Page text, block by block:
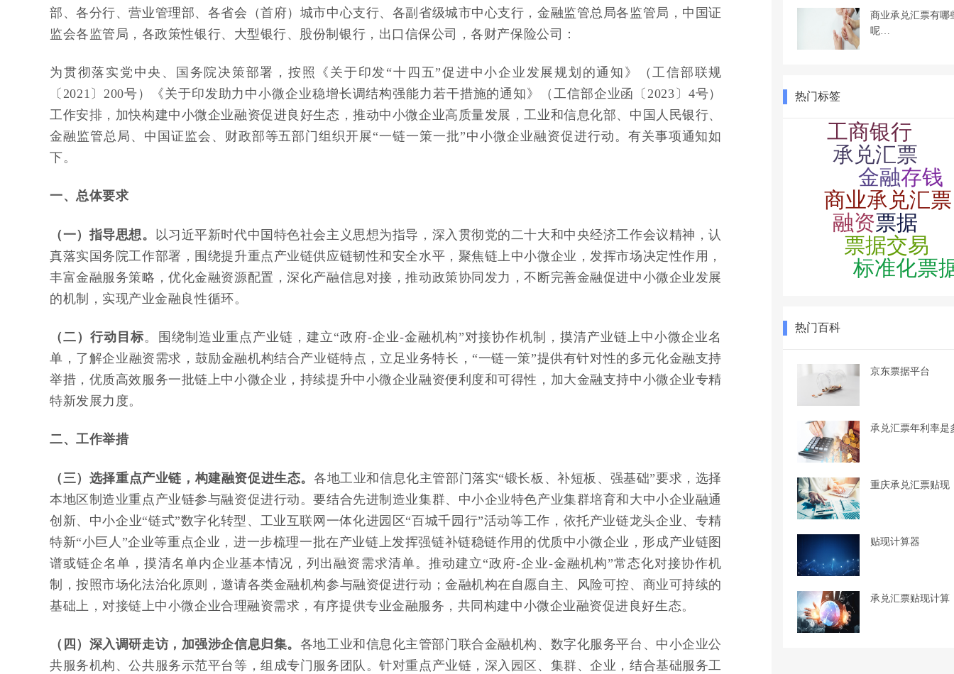
部、各分行、营业管理部、各省会（首府）城市中心支行、各副省级城市中心支行，金融监管总局各监管局，中国证
监会各监管局，各政策性银行、大型银行、股份制银行，出口信保公司，各财产保险公司：
为贯彻落实党中央、国务院决策部署，按照《关于印发“十四五”促进中小企业发展规划的通知》（工信部联规
〔2021〕200号）《关于印发助力中小微企业稳增长调结构强能力若干措施的通知》（工信部企业函〔2023〕4号）
工作安排，加快构建中小微企业融资促进良好生态，推动中小微企业高质量发展，工业和信息化部、中国人民银行、
金融监管总局、中国证监会、财政部等五部门组织开展“一链一策一批”中小微企业融资促进行动。有关事项通知如
下。
一、总体要求
（一）指导思想。
以习近平新时代中国特色社会主义思想为指导，深入贯彻党的二十大和中央经济工作会议精神，认
真落实国务院工作部署，围绕提升重点产业链供应链韧性和安全水平，聚焦链上中小微企业，发挥市场决定性作用，
丰富金融服务策略，优化金融资源配置，深化产融信息对接，推动政策协同发力，不断完善金融促进中小微企业发展
的机制，实现产业金融良性循环。
（二）行动目标。围绕制造业重点产业链，建立“政府-企业-金融机构”对接协作机制，摸清产业链上中小微企业名
单，了解企业融资需求，鼓励金融机构结合产业链特点，立足业务特长，“一链一策”提供有针对性的多元化金融支持
举措，优质高效服务一批链上中小微企业，持续提升中小微企业融资便利度和可得性，加大金融支持中小微企业专精
特新发展力度。
二、工作举措
（三）选择重点产业链，构建融资促进生态。 各地工业和信息化主管部门落实“锻长板、补短板、强基础”要求，选择
本地区制造业重点产业链参与融资促进行动。要结合先进制造业集群、中小企业特色产业集群培育和大中小企业融通
创新、中小企业“链式”数字化转型、工业互联网一体化进园区“百城千园行”活动等工作，依托产业链龙头企业、专精
特新“小巨人”企业等重点企业，进一步梳理一批在产业链上发挥强链补链稳链作用的优质中小微企业，形成产业链图
谱或链企名单，摸清名单内企业基本情况，列出融资需求清单。推动建立“政府-企业-金融机构”常态化对接协作机
制，按照市场化法治化原则，邀请各类金融机构参与融资促进行动；金融机构在自愿自主、风险可控、商业可持续的
基础上，对接链上中小微企业合理融资需求，有序提供专业金融服务，共同构建中小微企业融资促进良好生态。
（四）深入调研走访，加强涉企信息归集。 各地工业和信息化主管部门联合金融机构、数字化服务平台、中小企业公
共服务机构、公共服务示范平台等，组成专门服务团队。针对重点产业链，深入园区、集群、企业，结合基础服务工
商业承兑汇票有哪
呢…
热门标签
热门百科
京东票据平台
承兑汇票年利率是
重庆承兑汇票贴现
贴现计算器
承兑汇票贴现计算